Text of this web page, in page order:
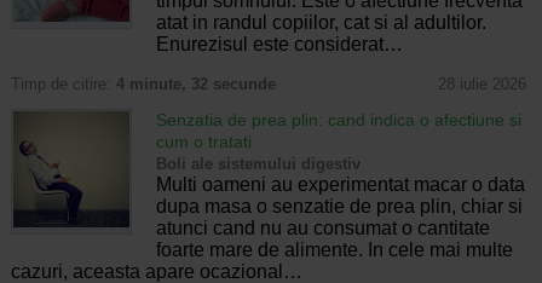
atat in randul copiilor, cat si al adultilor.
Enurezisul este considerat…
Timp de citire: 4 minute, 32 secunde 28 iulie 2026
Senzatia de prea plin: cand indica o afectiune si
cum o tratati
Boli ale sistemului digestiv
Multi oameni au experimentat macar o data
dupa masa o senzatie de prea plin, chiar si
atunci cand nu au consumat o cantitate
foarte mare de alimente. In cele mai multe
cazuri, aceasta apare ocazional…